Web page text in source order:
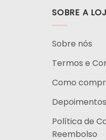
SOBRE A
Sobre nós
Termos e
Como
Depoimentos
Política de
Reembolso